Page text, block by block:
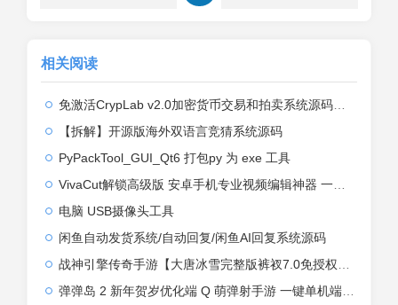
相关阅读
免激活CrypLab v2.0加密货币交易和拍卖系统源码，前台新增中文后台全部汉化
【拆解】开源版海外双语言竞猜系统源码
PyPackTool_GUI_Qt6 打包py 为 exe 工具
VivaCut解锁高级版 安卓手机专业视频编辑神器 一键式AI加持
电脑 USB摄像头工具
闲鱼自动发货系统/自动回复/闲鱼AI回复系统源码
战神引擎传奇手游【大唐冰雪完整版裤衩7.0免授权】2026整理特色服务端+寒冬之城+万象古城+天威大陆+大唐盛世【站长亲测】
弹弹岛 2 新年贺岁优化端 Q 萌弹射手游 一键单机端 + Linux 手工端 + GM 后台 + 安卓 iOS 双端带教程